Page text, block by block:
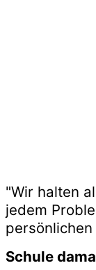
"Wir halten
jedem
Schule